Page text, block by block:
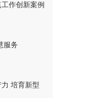
作创新案例
服务
培育新型